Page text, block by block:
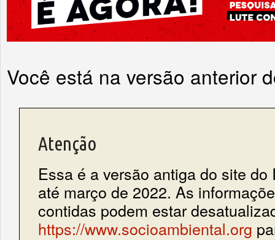
Você está na versão anterior
Atenção
Essa é a versão antiga do site do
até março de 2022. As
contidas podem estar
https://www.socioambiental.org